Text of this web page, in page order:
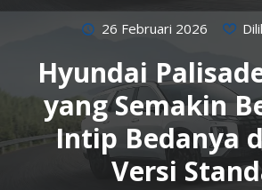
Artikel
26 Februari 2026
Hyundai
yang Semakin
Intip Bedanya
Versi